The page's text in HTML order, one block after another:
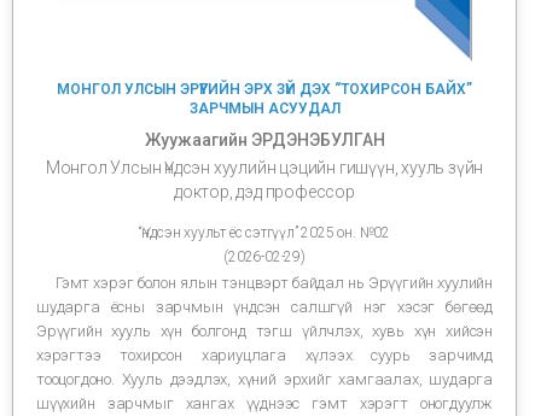
МОНГОЛ УЛСЫН ЭРҮҮГИЙН ЭРХ ЗҮЙ ДЭХ “ТОХИРСОН БАЙХ”
ЗАРЧМЫН АСУУДАЛ
Жуужаагийн ЭРДЭНЭБУЛГАН
Монгол Улсын Үндсэн хуулийн цэцийн гишүүн, хууль зүйн
доктор, дэд профессор
“Үндсэн хуульт ёс сэтгүүл” 2025 он. №02
(2026-02-29)
Гэмт хэрэг болон ялын тэнцвэрт байдал нь Эрүүгийн хуулийн
шударга ёсны зарчмын үндсэн салшгүй нэг хэсэг бөгөөд
Эрүүгийн хууль хүн болгонд тэгш үйлчлэх, хувь хүн хийсэн
хэрэгтээ тохирсон хариуцлага хүлээх суурь зарчимд
тооцогдоно. Хууль дээдлэх, хүний эрхийг хамгаалах, шударга
шүүхийн зарчмыг хангах үүднээс гэмт хэрэгт оногдуулж